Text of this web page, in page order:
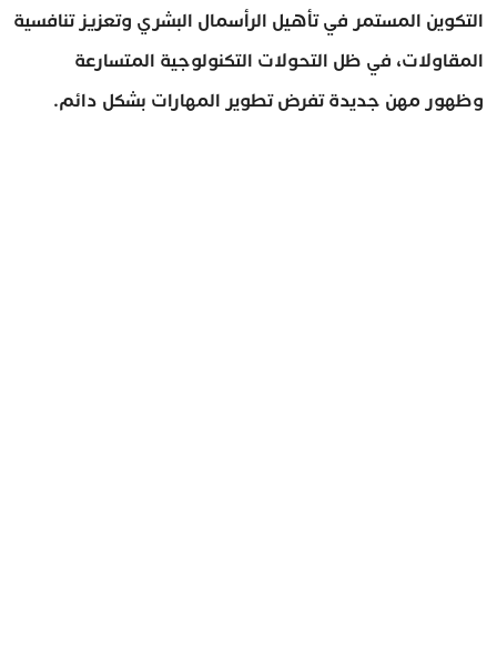
التكوين المستمر في تأهيل الرأسمال البشري وتعزيز تنافسية
المقاولات، في ظل التحولات التكنولوجية المتسارعة
وظهور مهن جديدة تفرض تطوير المهارات بشكل دائم.